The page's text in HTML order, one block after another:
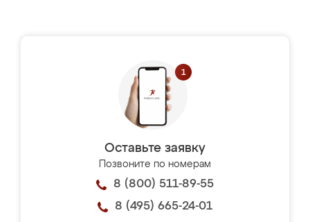
Оставьте заявку
Позвоните по номерам
8 (800) 511-89-55
8 (495) 665-24-01